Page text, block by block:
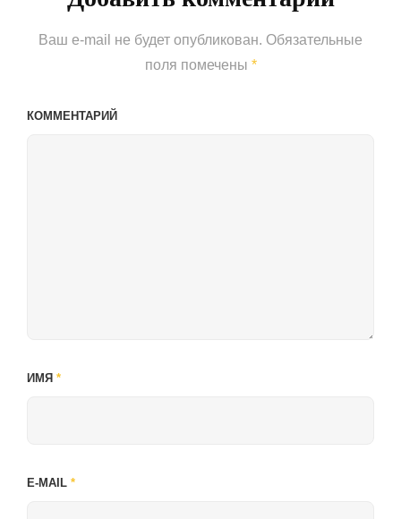
Ваш e-mail не будет опубликован. Обязательные
поля помечены *
КОММЕНТАРИЙ
ИМЯ *
E-MAIL *